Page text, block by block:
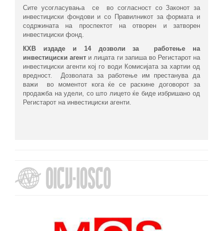
Сите усогласувања се во согласност со Законот за
инвестициски фондови и со Правилникот за формата и
содржината на проспектот на отворен и затворен
инвестициски фонд.
КХВ издаде и 14 дозволи за
работење на
инвестициски агент и лицата ги запиша во Регистарот на
инвестициски агенти кој го води Комисијата за хартии од
вредност. Дозволата за работење им престанува да
важи во моментот кога ќе се раскине договорот за
продажба на удели, со што лицето ќе биде избришано од
Регистарот на инвестициски агенти.